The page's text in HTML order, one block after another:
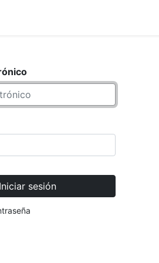
Iniciar sesión